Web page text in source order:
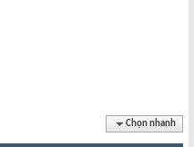
Chọn nhanh